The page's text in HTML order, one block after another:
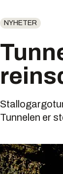
NYHETER
Tunnelen er